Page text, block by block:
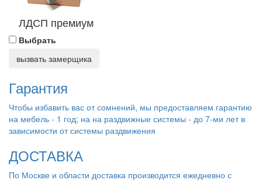
ЛДСП премиум
Выбрать
вызвать замерщика
Гарантия
Чтобы избавить вас от сомнений, мы предоставляем гарантию
на мебель - 1 год; на на раздвижные системы - до 7-ми лет в
зависимости от системы раздвижения
ДОСТАВКА
По Москве и области доставка производится ежедневно с